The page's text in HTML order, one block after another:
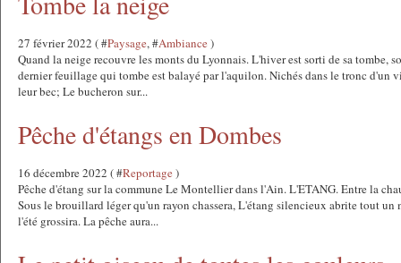
27 février 2022 ( #Paysage, #Ambiance)
Quand la neige recouvre les monts du Lyonnais. L'hiver est sorti de sa
dernier feuillage qui tombe est balayé par l'aquilon. Nichés dans le tronc d'un
leur bec; Le bucheron sur...
Pêche d'étangs en Dombes
16 décembre 2022 ( #Reportage)
Pêche d'étang sur la commune Le Montellier dans l'Ain. L'ETANG. Entre la
Sous le brouillard léger qu'un rayon chassera, L'étang silencieux abrite tout
l'été grossira. La pêche aura...